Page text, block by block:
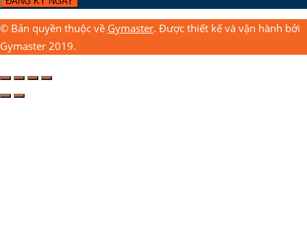
© Bản quyền thuộc về Gymaster. Được thiết kế và vận hành bởi
Gymaster 2019.